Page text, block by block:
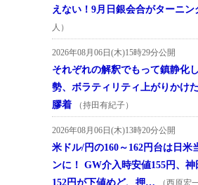
えない！9月日銀会合がターニ
人）
2026年08月06日(木)15時29分公開
それぞれの解釈でもって鎮静化
勢、ボラティリティ上がりかけ
膠着
（持田有紀子）
2026年08月06日(木)13時20分公開
米ドル/円の160～162円台は日米
ンに！ GW介入時安値155円、
152円が下値めど、押…
（西原宏